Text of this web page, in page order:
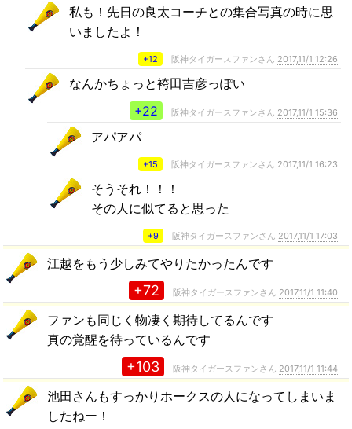
私も！先日の良太コーチとの集合写真の時に思
いましたよ！
+12 阪神タイガースファンさん 2017,11/1 12:26
なんかちょっと袴田吉彦っぽい
+22
阪神タイガースファンさん 2017,11/1 15:36
アパアパ
+15 阪神タイガースファンさん 2017,11/1 16:23
そうそれ！！！
その人に似てると思った
+9 阪神タイガースファンさん 2017,11/1 17:03
江越をもう少しみてやりたかったんです
+72 阪神タイガースファンさん 2017,11/1 11:40
ファンも同じく物凄く期待してるんです
真の覚醒を待っているんです
+103 阪神タイガースファンさん 2017,11/1 11:44
池田さんもすっかりホークスの人になってしまいま
したねー！